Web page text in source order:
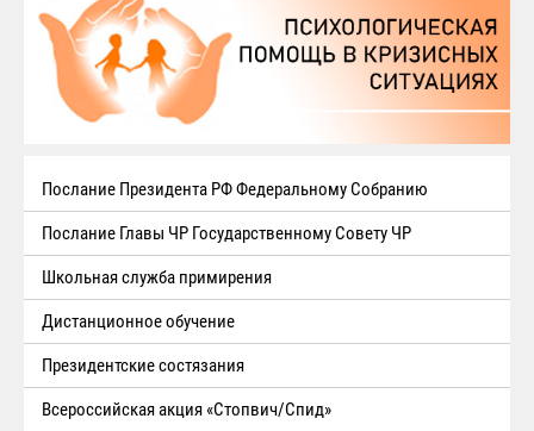
Послание Президента РФ Федеральному Собранию
Послание Главы ЧР Государственному Совету ЧР
Школьная служба примирения
Дистанционное обучение
Президентские состязания
Всероссийская акция «Стопвич/Спид»